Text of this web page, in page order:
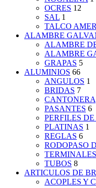
OCRES 12
SAL 1
TALCO
ALAMBRE
ALAMBRE
ALAMBRE
GRAPAS 5
ALUMINIOS 66
ANGULOS 1
BRIDAS 7
CANTONERA
PASANTES 6
PERFILES
PLATINAS 1
REGLAS 6
RODOPASO
TERMINALES
TUBOS 8
ARTICULOS DE
ACOPLES Y